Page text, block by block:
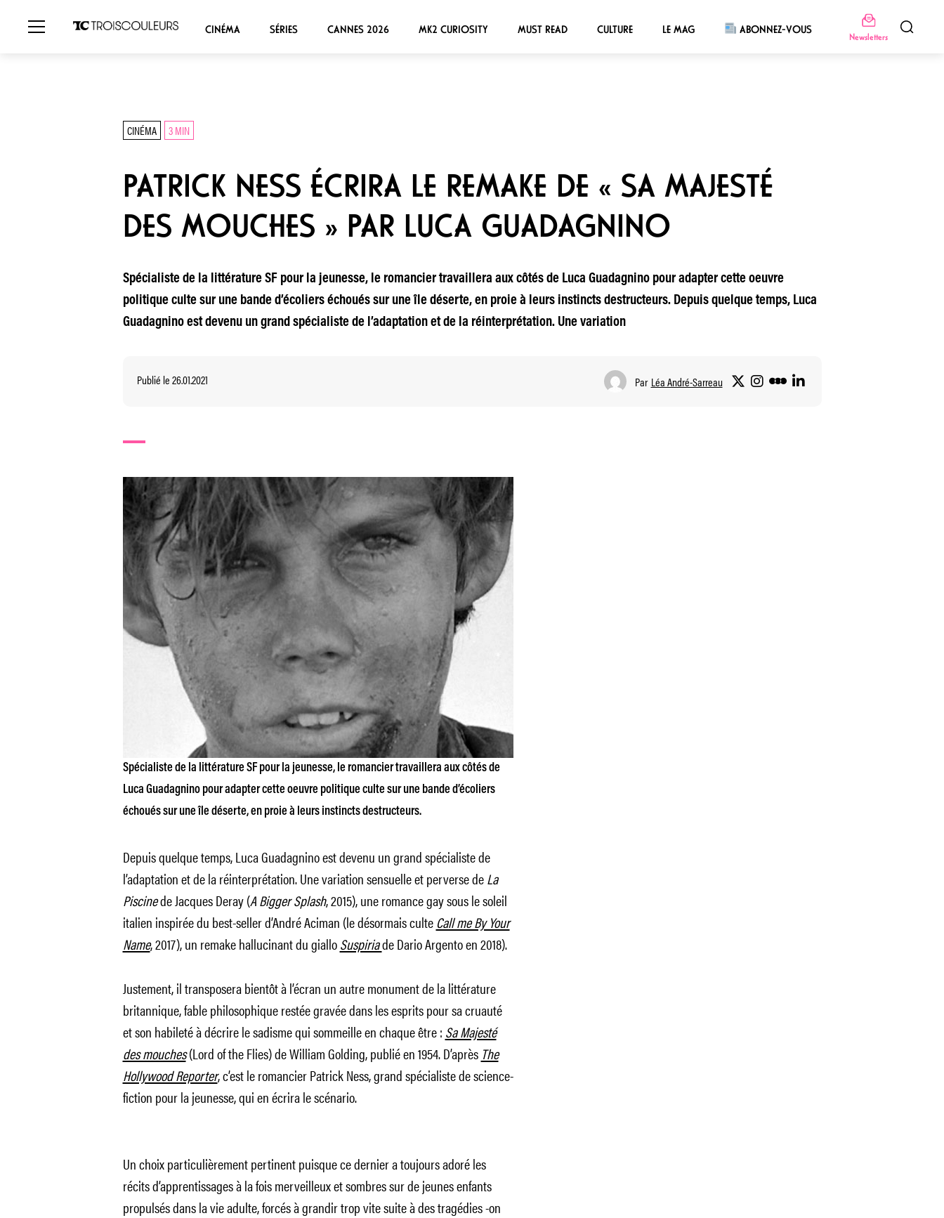
CINÉMA SÉRIES CANNES 2026 MK2 CURIOSITY MUST READ CULTURE LE MAG ABONNEZ-VOUS
Newsletters
CINÉMA 3 MIN
PATRICK NESS ÉCRIRA LE REMAKE DE « SA MAJESTÉ
DES MOUCHES » PAR LUCA GUADAGNINO
Spécialiste de la littérature SF pour la jeunesse, le romancier travaillera aux côtés de Luca Guadagnino pour adapter cette oeuvre
politique culte sur une bande d’écoliers échoués sur une île déserte, en proie à leurs instincts destructeurs. Depuis quelque temps, Luca
Guadagnino est devenu un grand spécialiste de l’adaptation et de la réinterprétation. Une variation
Publié le 26.01.2021 Par Léa André-Sarreau
Spécialiste de la littérature SF pour la jeunesse, le romancier travaillera aux côtés de
Luca Guadagnino pour adapter cette oeuvre politique culte sur une bande d’écoliers
échoués sur une île déserte, en proie à leurs instincts destructeurs.
Depuis quelque temps, Luca Guadagnino est devenu un grand spécialiste de
l’adaptation et de la réinterprétation. Une variation sensuelle et perverse deLa
Piscinede Jacques Deray (A Bigger Splash, 2015), une romance gay sous le soleil
italien inspirée du best-seller d’André Aciman (le désormais culte Call me By Your
Name, 2017), un remake hallucinant du gialloSuspiriade Dario Argento en 2018).
Justement, il transposera bientôt à l’écran un autre monument de la littérature
britannique, fable philosophique restée gravée dans les esprits pour sa cruauté
et son habileté à décrire le sadisme qui sommeille en chaque être : Sa Majesté
des mouches(Lord of the Flies) deWilliam Golding, publié en 1954. D’après The
Hollywood Reporter, c’est le romancier Patrick Ness, grand spécialiste de science-
fiction pour la jeunesse, qui en écrira le scénario.
Un choix particulièrement pertinent puisque ce dernier a toujours adoré les
récits d’apprentissages à la fois merveilleux et sombres sur de jeunes enfants
propulsés dans la vie adulte, forcés à grandir trop vite suite à des tragédies -on